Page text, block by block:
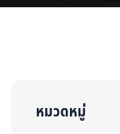
หมวดหมู่